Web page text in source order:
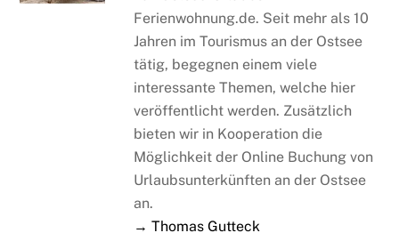
Ferienwohnung.de. Seit mehr als 10
Jahren im Tourismus an der Ostsee
tätig, begegnen einem viele
interessante Themen, welche hier
veröffentlicht werden. Zusätzlich
bieten wir in Kooperation die
Möglichkeit der Online Buchung von
Urlaubsunterkünften an der Ostsee
an.
→ Thomas Gutteck